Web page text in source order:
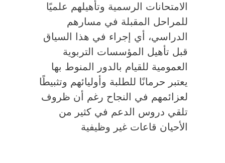
الامتحانات الرسمية وتأهيلهم علميًا
للمراحل المقبلة في مسارهم
الدراسي، أي إجراء في هذا السياق
قبل تأهيل المؤسسات التربوية
العمومية للقيام بالدور المنوط بها
يعتبر حرمانًا للطلبة وأوليائهم وتثبيطًا
لعزائمهم في النجاح رغم أن ظروف
تلقي دروس الدعم في كثير من
الأحيان قاعات غير وظيفية